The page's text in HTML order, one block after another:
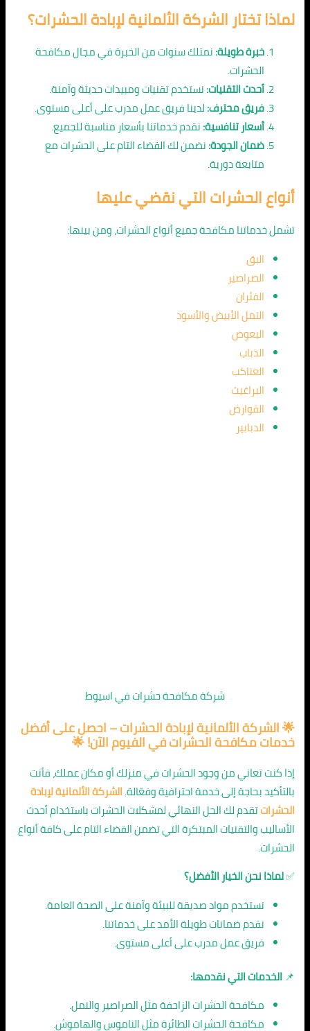
لماذا تختار الشركة الألمانية لإبادة الحشرات؟
خبرة طويلة:نمتلك سنوات من الخبرة في مجال مكافحة
الحشرات.
أحدث التقنيات:نستخدم تقنيات ومبيدات حديثة وآمنة.
فريق محترف:لدينا فريق عمل مدرب على أعلى مستوى.
أسعار تنافسية:نقدم خدماتنا بأسعار مناسبة للجميع.
ضمان الجودة:نضمن لك القضاء التام على الحشرات مع
متابعة دورية.
أنواع الحشرات التي نقضي عليها
تشمل خدماتنا مكافحة جميع أنواع الحشرات، ومن بينها:
البق
الصراصير
الفئران
النمل الأبيض والأسود
البعوض
الذباب
العناكب
البراغيث
القوارض
الدبابير
شركة مكافحة حشرات في اسيوط
🌟 الشركة الألمانية لإبادة الحشرات – احصل على أفضل
خدمات مكافحة الحشرات في الفيوم الآن! 🌟
إذا كنت تعاني من وجود الحشرات في منزلك أو مكان عملك، فأنت
بالتأكيد بحاجة إلى خدمة احترافية وفعّالة.الشركة الألمانية لإبادة
الحشراتتقدم لك الحل النهائي لمشكلات الحشرات باستخدام أحدث
الأساليب والتقنيات المبتكرة التي تضمن القضاء التام على كافة أنواع
الحشرات.
✅لماذا نحن الخيار الأفضل؟
نستخدم مواد صديقة للبيئة وآمنة على الصحة العامة.
نقدم ضمانات طويلة الأمد على خدماتنا.
فريق عمل مدرب على أعلى مستوى.
📌 الخدمات التي نقدمها:
مكافحة الحشرات الزاحفة مثل الصراصير والنمل.
مكافحة الحشرات الطائرة مثل الناموس والهاموش.